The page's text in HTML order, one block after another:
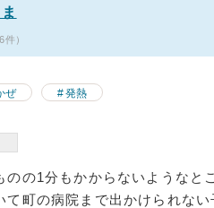
）
ぜ 発熱
の1分もかからないようなと
町の病院まで出かけられな